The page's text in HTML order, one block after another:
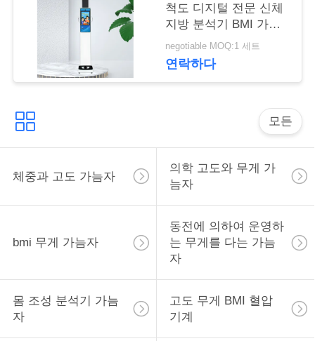
인
용
을
십
시
오
척도 디지털 전문 신체
지방 분석기 BMI 가량
척도
negotiable MOQ:1 세트
연락하다
모든
체중과 고도 가늠자
의학 고도와 무게 가
늠자
bmi 무게 가늠자
동전에 의하여 운영하
는 무게를 다는 가늠
자
몸 조성 분석기 가늠
자
고도 무게 BMI 혈압
기계